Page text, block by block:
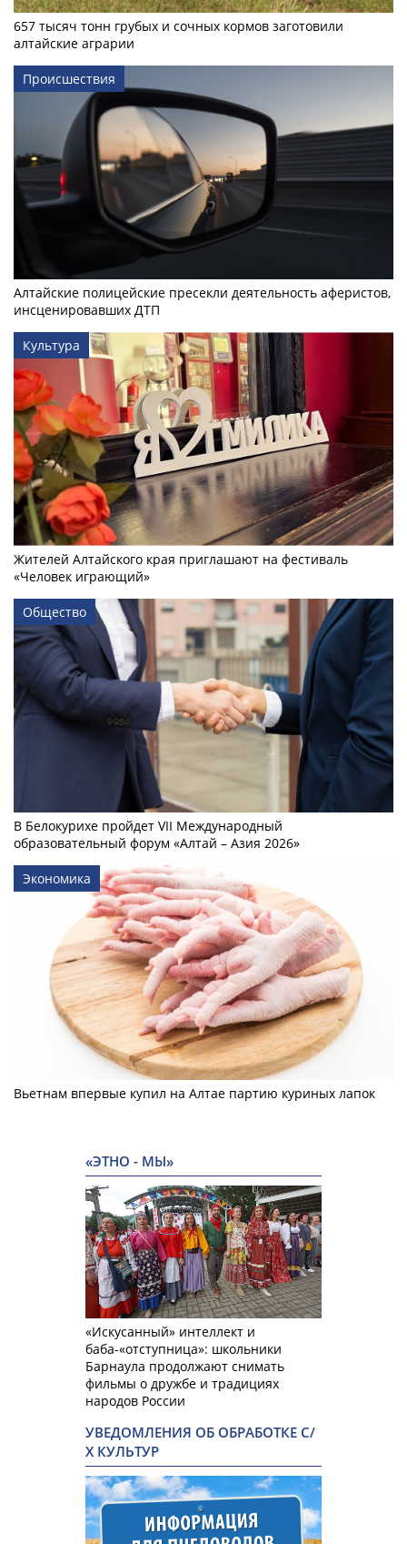
657 тысяч тонн грубых и сочных кормов заготовили
алтайские аграрии
Происшествия
Алтайские полицейские пресекли деятельность аферистов,
инсценировавших ДТП
Культура
Жителей Алтайского края приглашают на фестиваль
«Человек играющий»
Общество
В Белокурихе пройдет VII Международный
образовательный форум «Алтай – Азия 2026»
Экономика
Вьетнам впервые купил на Алтае партию куриных лапок
«ЭТНО - МЫ»
«Искусанный» интеллект и
баба-«отступница»: школьники
Барнаула продолжают снимать
фильмы о дружбе и традициях
народов России
УВЕДОМЛЕНИЯ ОБ ОБРАБОТКЕ С/
Х КУЛЬТУР